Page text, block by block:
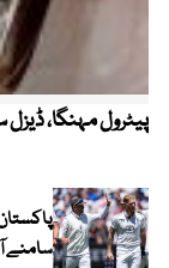
پیٹرول مہنگا،
سامنے